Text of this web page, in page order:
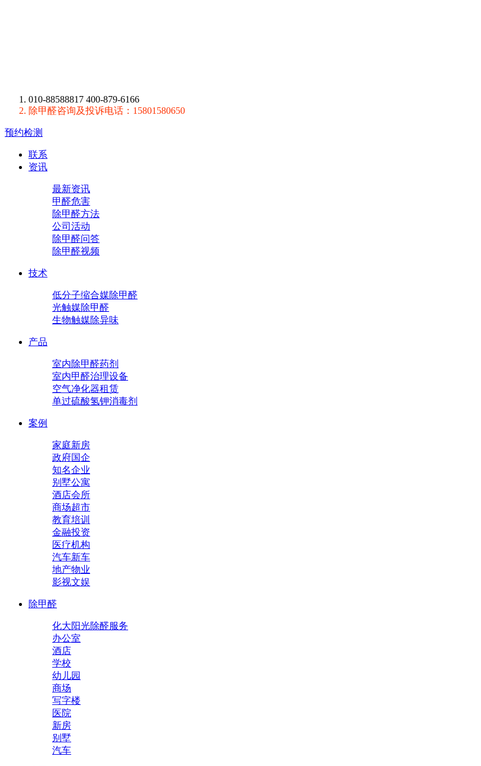
010-88588817 400-879-6166
除甲醛咨询及投诉电话：15801580650
预约检测
联系
资讯
最新资讯
甲醛危害
除甲醛方法
公司活动
除甲醛问答
除甲醛视频
技术
低分子缩合媒除甲醛
光触媒除甲醛
生物触媒除异味
产品
室内除甲醛药剂
室内甲醛治理设备
空气净化器租赁
单过硫酸氢钾消毒剂
案例
家庭新房
政府国企
知名企业
别墅公寓
酒店会所
商场超市
教育培训
金融投资
医疗机构
汽车新车
地产物业
影视文娱
除甲醛
化大阳光除醛服务
办公室
酒店
学校
幼儿园
商场
写字楼
医院
新房
别墅
汽车